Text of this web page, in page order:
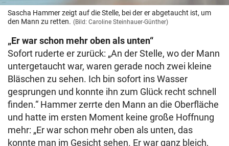
Sascha Hammer zeigt auf die Stelle, bei der er abgetaucht ist, um
den Mann zu retten. (Bild: Caroline Steinhauer-Günther)
„Er war schon mehr oben als unten“
Sofort ruderte er zurück: „An der Stelle, wo der Mann
untergetaucht war, waren gerade noch zwei kleine
Bläschen zu sehen. Ich bin sofort ins Wasser
gesprungen und konnte ihn zum Glück recht schnell
finden.“ Hammer zerrte den Mann an die Oberfläche
und hatte im ersten Moment keine große Hoffnung
mehr: „Er war schon mehr oben als unten, das
konnte man im Gesicht sehen. Er war ganz bleich,